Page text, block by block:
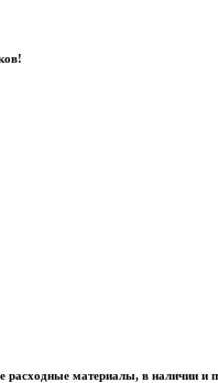
материалы, в наличии и